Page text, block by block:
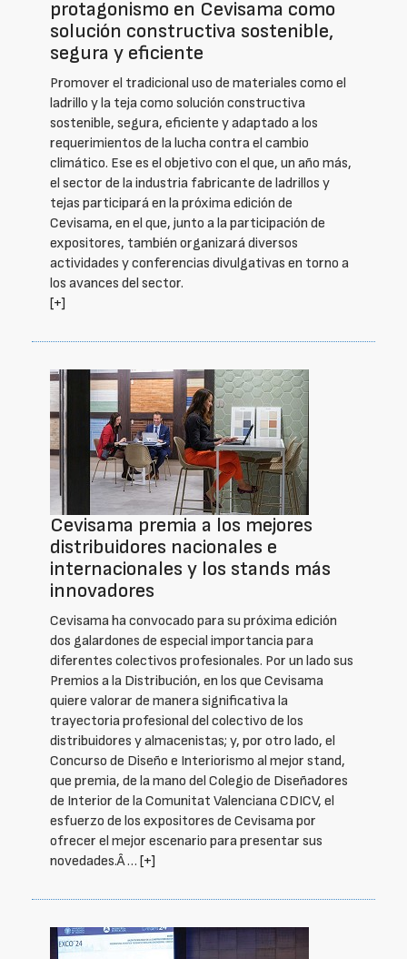
protagonismo en Cevisama como
solución constructiva sostenible,
segura y eficiente
Promover el tradicional uso de materiales como el
ladrillo y la teja como solución constructiva
sostenible, segura, eficiente y adaptado a los
requerimientos de la lucha contra el cambio
climático. Ese es el objetivo con el que, un año más,
el sector de la industria fabricante de ladrillos y
tejas participará en la próxima edición de
Cevisama, en el que, junto a la participación de
expositores, también organizará diversos
actividades y conferencias divulgativas en torno a
los avances del sector.
[+]
Cevisama premia a los mejores
distribuidores nacionales e
internacionales y los stands más
innovadores
Cevisama ha convocado para su próxima edición
dos galardones de especial importancia para
diferentes colectivos profesionales. Por un lado sus
Premios a la Distribución, en los que Cevisama
quiere valorar de manera significativa la
trayectoria profesional del colectivo de los
distribuidores y almacenistas; y, por otro lado, el
Concurso de Diseño e Interiorismo al mejor stand,
que premia, de la mano del Colegio de Diseñadores
de Interior de la Comunitat Valenciana CDICV, el
esfuerzo de los expositores de Cevisama por
ofrecer el mejor escenario para presentar sus
novedades.Â … [+]